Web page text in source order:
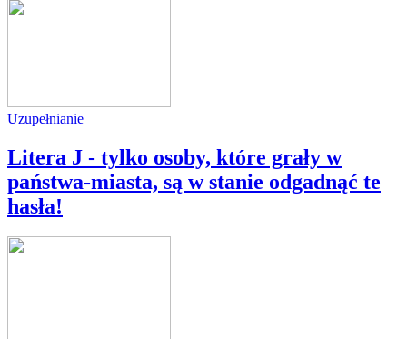
Uzupełnianie
Litera J - tylko osoby, które grały w
państwa-miasta, są w stanie odgadnąć te
hasła!